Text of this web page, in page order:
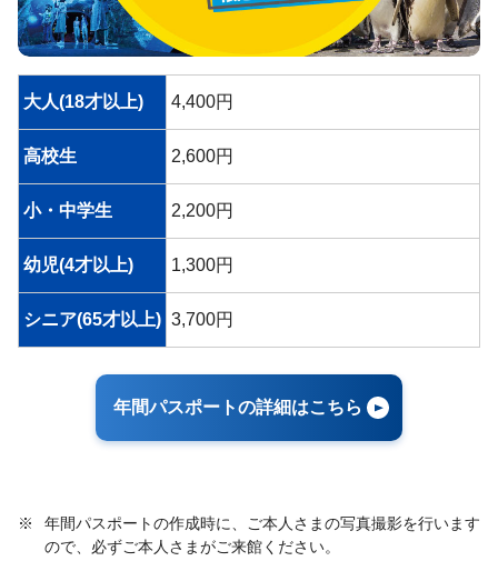
大人(18才以上) 4,400円
高校生 2,600円
小・中学生 2,200円
幼児(4才以上) 1,300円
シニア(65才以上) 3,700円
年間パスポートの詳細はこちら
※
年間パスポートの作成時に、ご本人さまの写真撮影を行います
ので、必ずご本人さまがご来館ください。